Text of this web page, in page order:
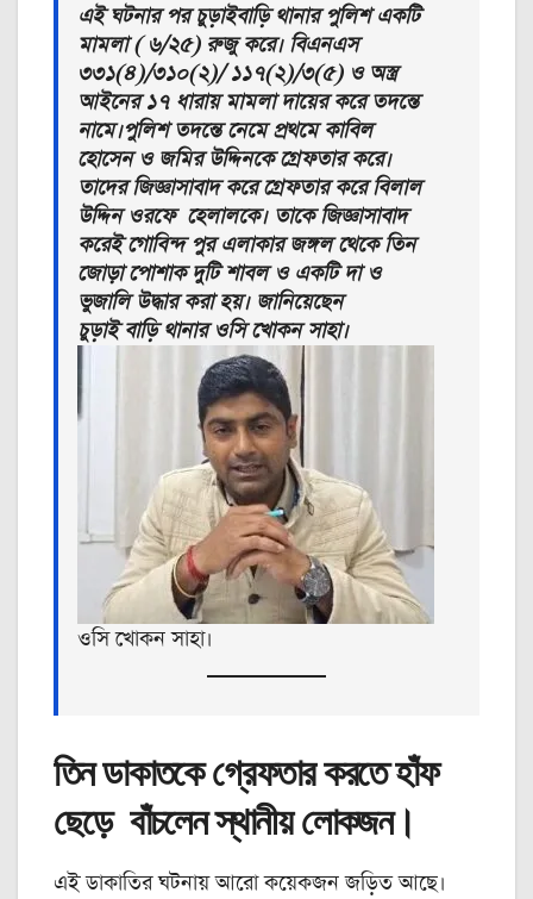
এই ঘটনার পর চুড়াইবাড়ি থানার পুলিশ একটি
মামলা ( ৬/২৫) রুজু করে। বিএনএস
৩৩১(৪)/৩১০(২)/ ১১৭(২)/৩(৫) ও অস্ত্র
আইনের ১৭ ধারায় মামলা দায়ের করে তদন্তে
নামে।পুলিশ তদন্তে নেমে প্রথমে কাবিল
হোসেন ও জমির উদ্দিনকে গ্রেফতার করে।
তাদের জিজ্ঞাসাবাদ করে গ্রেফতার করে বিলাল
উদ্দিন ওরফে হেলালকে। তাকে জিজ্ঞাসাবাদ
করেই গোবিন্দ পুর এলাকার জঙ্গল থেকে তিন
জোড়া পোশাক দুটি শাবল ও একটি দা ও
ভুজালি উদ্ধার করা হয়। জানিয়েছেন
চুড়াই বাড়ি থানার ওসি খোকন সাহা।
ওসি খোকন সাহা।
তিন ডাকাতকে গ্রেফতার করতে হাঁফ
ছেড়ে বাঁচলেন স্থানীয় লোকজন।
এই ডাকাতির ঘটনায় আরো কয়েকজন জড়িত আছে।